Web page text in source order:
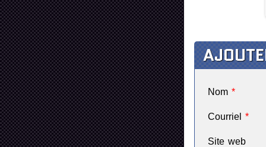
Nom *
Courriel *
Site web